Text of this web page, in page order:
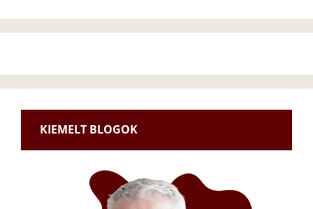
KIEMELT BLOGOK